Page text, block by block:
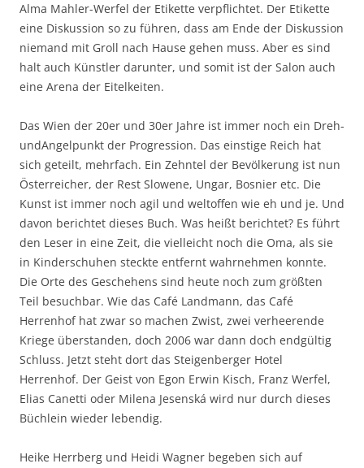
Alma Mahler-Werfel der Etikette verpflichtet. Der Etikette
eine Diskussion so zu führen, dass am Ende der Diskussion
niemand mit Groll nach Hause gehen muss. Aber es sind
halt auch Künstler darunter, und somit ist der Salon auch
eine Arena der Eitelkeiten.
Das Wien der 20er und 30er Jahre ist immer noch ein Dreh-
undAngelpunkt der Progression. Das einstige Reich hat
sich geteilt, mehrfach. Ein Zehntel der Bevölkerung ist nun
Österreicher, der Rest Slowene, Ungar, Bosnier etc. Die
Kunst ist immer noch agil und weltoffen wie eh und je. Und
davon berichtet dieses Buch. Was heißt berichtet? Es führt
den Leser in eine Zeit, die vielleicht noch die Oma, als sie
in Kinderschuhen steckte entfernt wahrnehmen konnte.
Die Orte des Geschehens sind heute noch zum größten
Teil besuchbar. Wie das Café Landmann, das Café
Herrenhof hat zwar so machen Zwist, zwei verheerende
Kriege überstanden, doch 2006 war dann doch endgültig
Schluss. Jetzt steht dort das Steigenberger Hotel
Herrenhof. Der Geist von Egon Erwin Kisch, Franz Werfel,
Elias Canetti oder Milena Jesenská wird nur durch dieses
Büchlein wieder lebendig.
Heike Herrberg und Heidi Wagner begeben sich auf